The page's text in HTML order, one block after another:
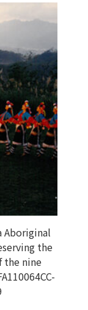
Aboriginal
the
the nine